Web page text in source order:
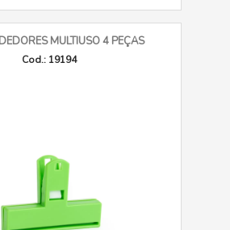
MULTIUSO 4 PEÇAS
Cod.: 19194